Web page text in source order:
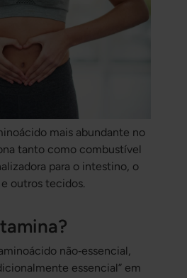
mais abundante no
tanto como combustível
para o intestino, o
outros tecidos.
não‑essencial,
essencial” em